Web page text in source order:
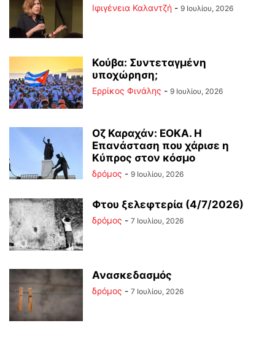
Ιφιγένεια Καλαντζή - 9 Ιουλίου, 2026
Κούβα: Συντεταγμένη
υποχώρηση;
Ερρίκος Φινάλης - 9 Ιουλίου, 2026
Οζ Καραχάν: ΕΟΚΑ. Η
Επανάσταση που χάρισε η
Κύπρος στον κόσμο
δρόμος - 9 Ιουλίου, 2026
Φτου ξελεφτερία (4/7/2026)
δρόμος - 7 Ιουλίου, 2026
Ανασκεδασμός
δρόμος - 7 Ιουλίου, 2026